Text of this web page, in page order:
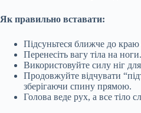
Як правильно вставати:
Підсуньтеся ближче до краю
Перенесіть вагу тіла на ноги.
Використовуйте силу ніг
Продовжуйте відчувати
зберігаючи спину прямою.
Голова веде рух, а все тіло